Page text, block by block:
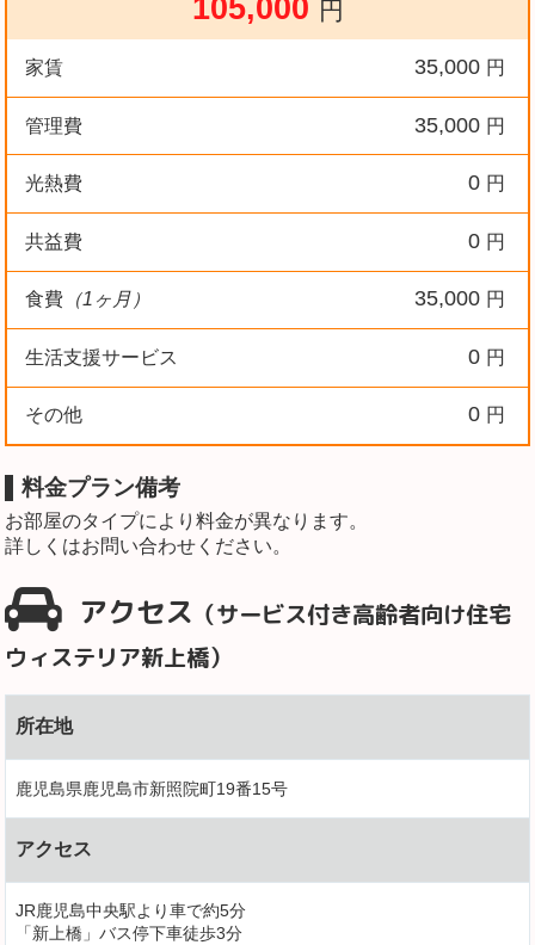
105,000 円
家賃 35,000 円
管理費 35,000 円
光熱費 0 円
共益費 0 円
食費（1ヶ月） 35,000 円
生活支援サービス 0 円
その他 0 円
料金プラン備考
お部屋のタイプにより料金が異なります。
詳しくはお問い合わせください。
アクセス （サービス付き高齢者向け住宅
ウィステリア新上橋）
所在地
鹿児島県鹿児島市新照院町19番15号
アクセス
JR鹿児島中央駅より車で約5分
「新上橋」バス停下車徒歩3分